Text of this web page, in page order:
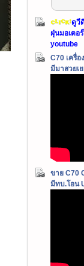
ดูวี
ฝุ่นมอเตอ
youtube
C70 เครื่อ
มีมาสวยเ
ขาย C70
มีทบ.โอน